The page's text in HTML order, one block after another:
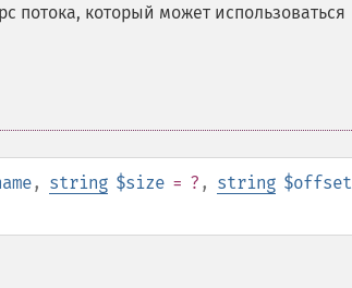
потока, который может использоваться
, string $size = ? , string $offset